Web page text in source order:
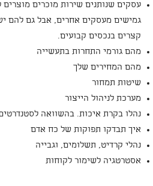
עסקים שנותנים שירות מוכרים
גמישים מעסקים אחרים, אבל גם להם
קצרים בנכסים קבועים.
מהם גורמי התחרות בתעשייה
מהם המחירים שלך
שיטות תמחור
מערכת לניהול הייצור
נהלו בקרת איכות. בהשוואה
איך תבדקו תפוקות של כח אדם
נהלי קרדיט, תשלומים, וגבייה
אסטרטגיה לשימור לקוחות